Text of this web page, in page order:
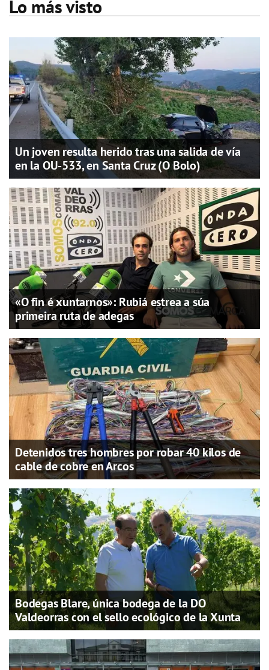
Lo más visto
Un joven resulta herido tras una salida de vía
en la OU-533, en Santa Cruz (O Bolo)
«O fin é xuntarnos»: Rubiá estrea a súa
primeira ruta de adegas
Detenidos tres hombres por robar 40 kilos de
cable de cobre en Arcos
Bodegas Blare, única bodega de la DO
Valdeorras con el sello ecológico de la Xunta